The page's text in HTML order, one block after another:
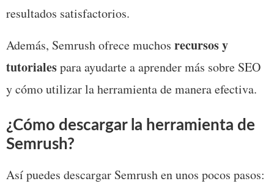
resultados satisfactorios.
Además, Semrush ofrece muchos recursos y
tutoriales para ayudarte a aprender más sobre SEO
y cómo utilizar la herramienta de manera efectiva.
¿Cómo descargar la herramienta de
Semrush?
Así puedes descargar Semrush en unos pocos pasos: